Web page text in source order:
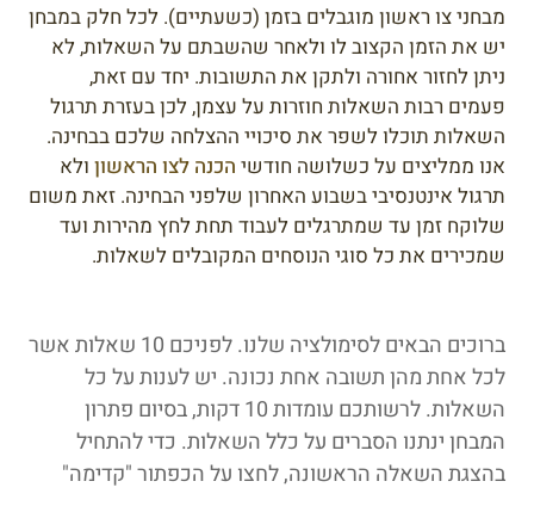
מבחני צו ראשון מוגבלים בזמן (כשעתיים). לכל חלק במבחן
יש את הזמן הקצוב לו ולאחר שהשבתם על השאלות, לא
ניתן לחזור אחורה ולתקן את התשובות. יחד עם זאת,
פעמים רבות השאלות חוזרות על עצמן, לכן בעזרת תרגול
השאלות תוכלו לשפר את סיכויי ההצלחה שלכם בבחינה.
אנו ממליצים על כשלושה חודשי הכנה לצו הראשון ולא
תרגול אינטנסיבי בשבוע האחרון שלפני הבחינה. זאת משום
שלוקח זמן עד שמתרגלים לעבוד תחת לחץ מהירות ועד
שמכירים את כל סוגי הנוסחים המקובלים לשאלות.
ברוכים הבאים לסימולציה שלנו. לפניכם 10 שאלות אשר
לכל אחת מהן תשובה אחת נכונה. יש לענות על כל
השאלות. לרשותכם עומדות 10 דקות, בסיום פתרון
המבחן ינתנו הסברים על כלל השאלות. כדי להתחיל
בהצגת השאלה הראשונה, לחצו על הכפתור "קדימה"